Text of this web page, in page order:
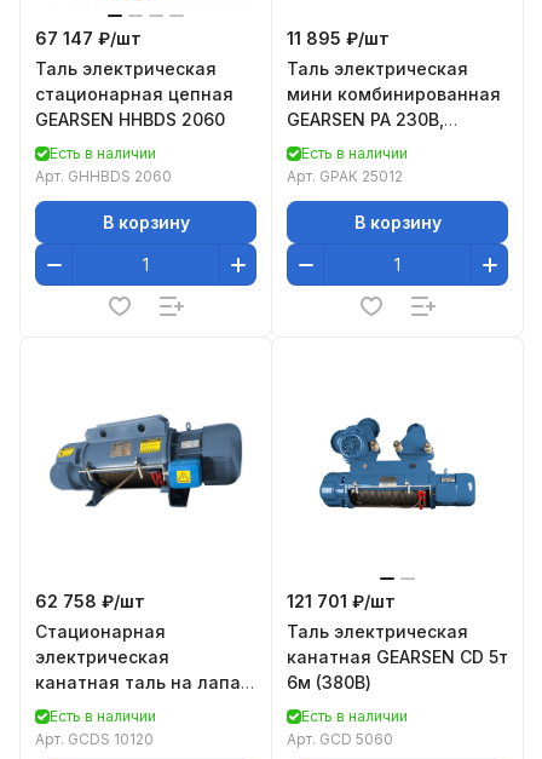
67 147 ₽/шт
Таль электрическая
стационарная цепная
GEARSEN HHBDS 2060
Есть в наличии
Арт. GHHBDS 2060
В корзину
11 895 ₽/шт
Таль электрическая
мини комбинированная
GEARSEN PA 230В,
250/500кг, 12/6м
Есть в наличии
Арт. GPAK 25012
В корзину
62 758 ₽/шт
Стационарная
электрическая
канатная таль на лапах
GEARSEN CDS 10120
Есть в наличии
Арт. GCDS 10120
121 701 ₽/шт
Таль электрическая
канатная GEARSEN CD 5т
6м (380В)
Есть в наличии
Арт. GCD 5060